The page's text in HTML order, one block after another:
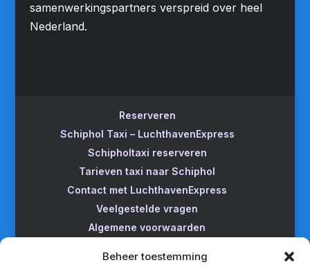
Beheer toestemming
samenwerkingspartners verspreid over heel
Nederland.
Reserveren
Schiphol Taxi – LuchthavenExpress
Schipholtaxi reserveren
Tarieven taxi naar Schiphol
Contact met LuchthavenExpress
Veelgestelde vragen
Algemene voorwaarden